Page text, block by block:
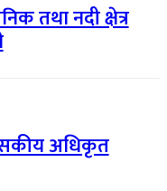
तथा नदी क्षेत्र
अधिकृत